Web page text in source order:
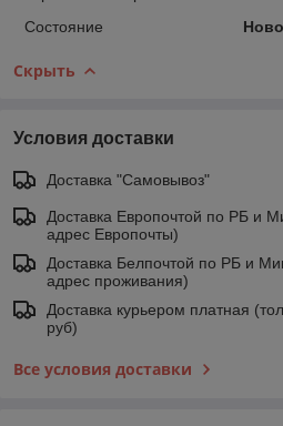
Состояние
Скрыть
Условия доставки
Доставка "Самовывоз"
Доставка Европочтой по РБ и
адрес Европочты)
Доставка Белпочтой по РБ и
адрес проживания)
Доставка курьером платная
руб)
Все условия доставки